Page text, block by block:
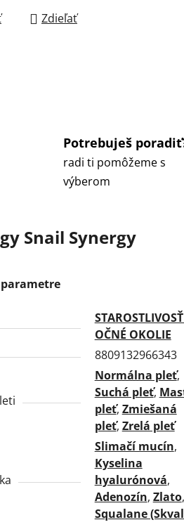
Zdieľať
Potrebuješ
radi ti pomôžeme s
výberom
Snail Synergy
OČNÉ OKOLIE
8809132966343
Normálna pleť,
Suchá pleť,
pleť, Zmiešaná
pleť, Zrelá pleť
Slimačí mucín,
Kyselina
hyalurónová,
Adenozín, Zlato,
Squalane